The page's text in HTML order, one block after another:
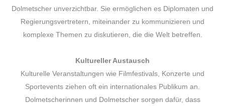
Dolmetscher unverzichtbar. Sie ermöglichen es Diplomaten und
Regierungsvertretern, miteinander zu kommunizieren und
komplexe Themen zu diskutieren, die die Welt betreffen.
Kultureller Austausch
Kulturelle Veranstaltungen wie Filmfestivals, Konzerte und
Sportevents ziehen oft ein internationales Publikum an.
Dolmetscherinnen und Dolmetscher sorgen dafür, dass